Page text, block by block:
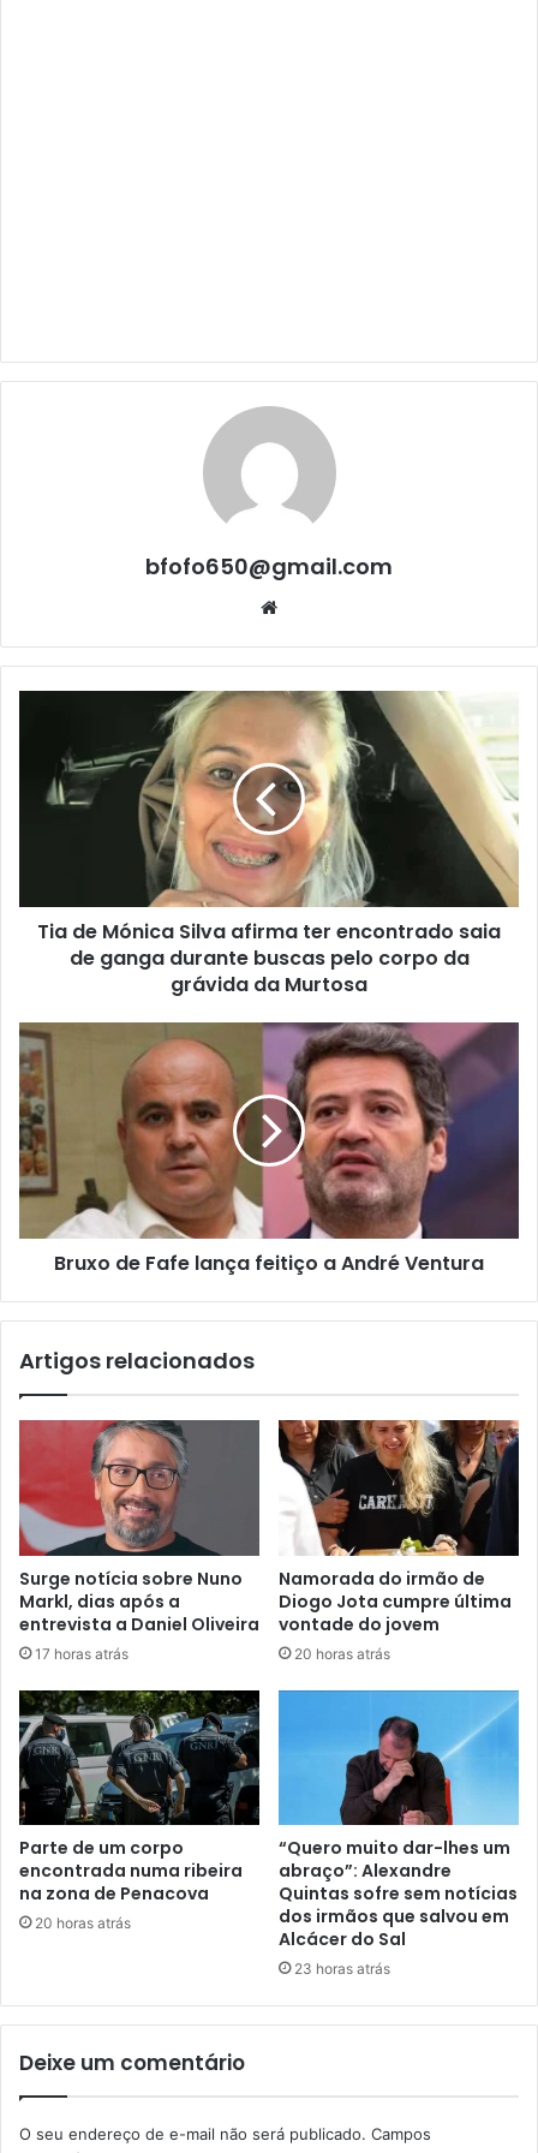
bfofo650@gmail.com
Website
Tia de Mónica Silva afirma ter encontrado saia
de ganga durante buscas pelo corpo da
grávida da Murtosa
Bruxo de Fafe lança feitiço a André Ventura
Artigos relacionados
Surge notícia sobre Nuno
Markl, dias após a
entrevista a Daniel Oliveira
17 horas atrás
Namorada do irmão de
Diogo Jota cumpre última
vontade do jovem
20 horas atrás
Parte de um corpo
encontrada numa ribeira
na zona de Penacova
20 horas atrás
“Quero muito dar-lhes um
abraço”: Alexandre
Quintas sofre sem notícias
dos irmãos que salvou em
Alcácer do Sal
23 horas atrás
Deixe um comentário
O seu endereço de e-mail não será publicado. Campos